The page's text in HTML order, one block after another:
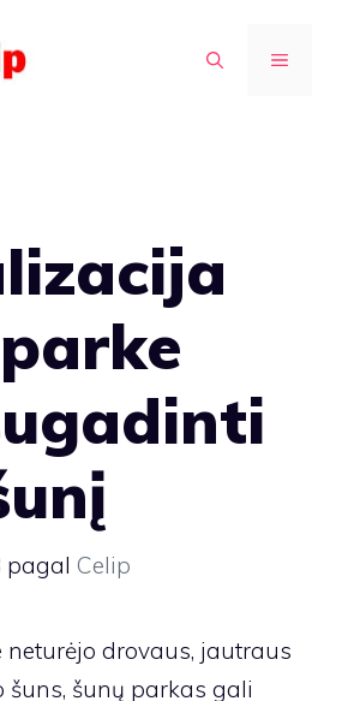
MENIU
pagal Celip
neturėjo drovaus, jautraus
šunų parkas gali